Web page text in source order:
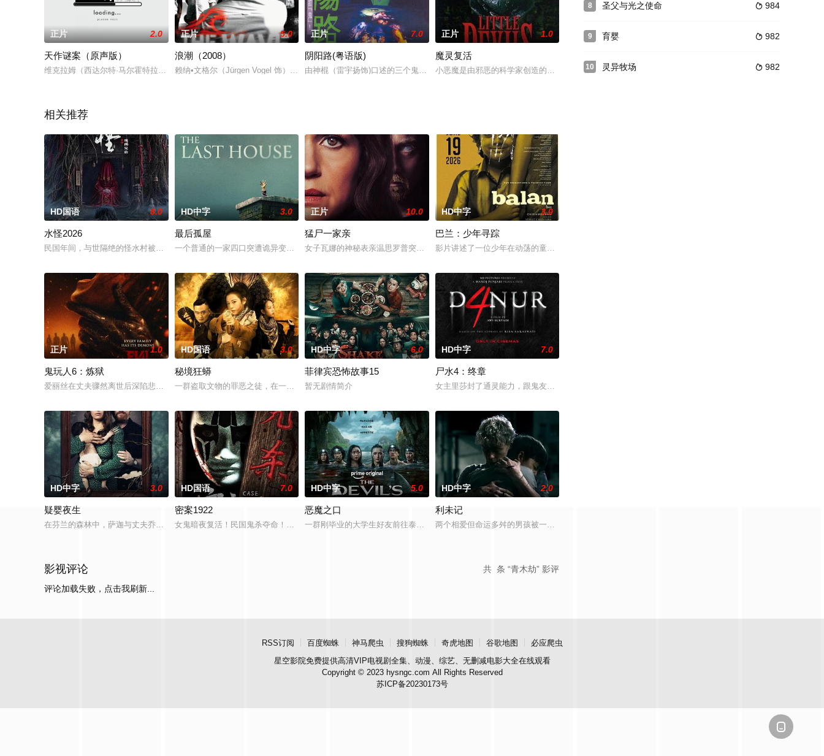
正片 2.0
天作谜案（原声版）
维克拉姆（西达尔特·马尔霍特拉 Siddharth Malhotra 饰）的妻子凯瑟琳
正片 5.0
浪潮（2008）
赖纳•文格尔（Jürgen Vogel 饰）是德国某所高中的老师，该学校正在进行“国家
正片 7.0
阴阳路(粤语版)
由神棍（雷宇扬饰)口述的三个鬼故事：三个青年（古天乐、丁子峻、朱永棠饰）到荒岛上度假，
正片 1.0
魔灵复活
小恶魔是由邪恶的科学家创造的小混乱大师。莱昂内尔博士从地狱里发现了一个古老的泥塘，带回
相关推荐
HD国语 8.0
水怪2026
民国年间，与世隔绝的怪水村被湖中“水猴子”所扰。此物实为濒危水栖人猿，能模仿人言诱杀村
HD中字 3.0
最后孤屋
一个普通的一家四口突遭诡异变故，被困在自家房屋中超过 1000 天无法出门。在资源消耗
正片 10.0
猛尸一家亲
女子瓦娜的神秘表亲温思罗普突然仓皇登门，身后还跟着一个来自异界的危险实体，对方如同附骨
HD中字 3.0
巴兰：少年寻踪
影片讲述了一位少年在动荡的童年中长大，母亲又突然失踪后，他踏上了寻母之旅。这不仅是对母
正片 1.0
鬼玩人6：炼狱
爱丽丝在丈夫骤然离世后深陷悲痛，受邀前往公婆的乡间庄园暂住，试图和丈夫的家人互相慰藉，
HD国语 3.0
秘境狂蟒
一群盗取文物的罪恶之徒，在一次盗宝途中遇到神秘事件集体神秘消失。20年后寻宝队成员周西
HD中字 6.0
菲律宾恐怖故事15
暂无剧情简介
HD中字 7.0
尸水4：终章
女主里莎封了通灵能力，跟鬼友断联多年，就想安安稳稳陪妹妹结婚。结果妹妹在老剧院求婚后直
HD中字 3.0
疑婴夜生
在芬兰的森林中，萨迦与丈夫乔恩迎来了为人父母的新篇章。然而萨迦的喜悦被一股令人发寒的疑
HD国语 7.0
密案1922
女鬼暗夜复活！民国鬼杀夺命！白米埋尸噬魂杀，鬼刃穿腹斩灵杀，女鬼点名要命！一幕幕“连环
HD中字 5.0
恶魔之口
一群刚毕业的大学生好友前往泰国海岸，开启步入社会前的最后一场冒险，慕名报名了名为 “恶
HD中字 2.0
利未记
两个相爱但命运多舛的男孩被一个暴力的存在所纠缠，这个存在会以他们最想要的那个人——也就
共 条 “青木劫” 影评
影视评论
评论加载失败，点击我刷新...
8  984
圣父与光之使命
9  982
育婴
10  982
灵异牧场

RSS订阅 百度蜘蛛 神马爬虫 搜狗蜘蛛 奇虎地图 谷歌地图
必应爬虫
星空影院免费提供高清VIP电视剧全集、动漫、综艺、无删减电影大全在线观看
Copyright © 2023 hysngc.com All Rights Reserved
苏ICP备20230173号